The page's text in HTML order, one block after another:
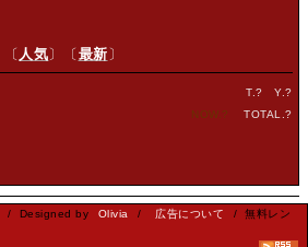
〔 人気〕〔 最新 〕
T.? Y.?
NOW. ? TOTAL.?
/ Designed by Olivia / 広告について
/ 無料レン